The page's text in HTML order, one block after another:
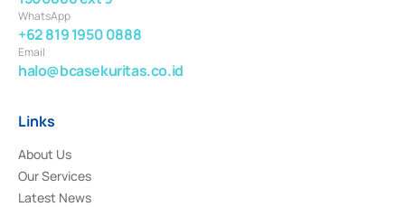
WhatsApp
+62 819 1950 0888
Email
halo@bcasekuritas.co.id
Links
About Us
Our Services
Latest News